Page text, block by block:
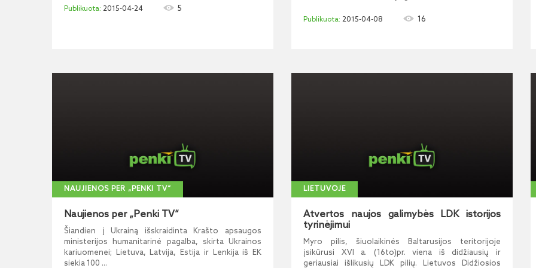
2015-04-24 5
2015-04-08 16
NAUJIENOS PER „PENKI TV“
Naujienos per „Penki TV“
Šiandien į Ukrainą išskraidinta Krašto apsaugos
ministerijos humanitarinė pagalba, skirta Ukrainos
kariuomenei; Lietuva, Latvija, Estija ir Lenkija iš EK
siekia 100 ...
LIETUVOJE
Atvertos naujos galimybės LDK istorijos
tyrinėjimui
Myro pilis, šiuolaikinės Baltarusijos teritorijoje
įsikūrusi XVI a. (16to)pr. viena iš didžiausių ir
geriausiai išlikusių LDK pilių. Lietuvos Didžiosios